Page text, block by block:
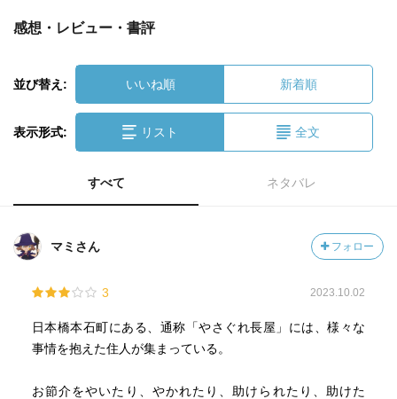
感想・レビュー・書評
並び替え: いいね順 新着順
表示形式: リスト 全文
すべて ネタバレ
マミさん フォロー
3 2023.10.02
日本橋本石町にある、通称「やさぐれ長屋」には、様々な
事情を抱えた住人が集まっている。
お節介をやいたり、やかれたり、助けられたり、助けた